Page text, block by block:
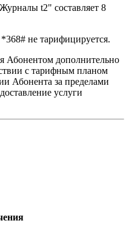
t2" составляет 8
не тарифицируется.
Абонентом дополнительно
с тарифным планом
Абонента за пределами
услуги